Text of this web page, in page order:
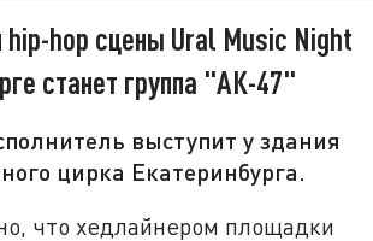
hop сцены Ural Music Night
станет группа "АК-47"
выступит у здания
цирка Екатеринбурга.
что хедлайнером площадки